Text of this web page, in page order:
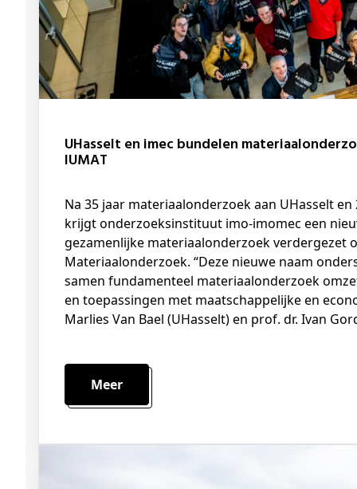
UHasselt en imec bundelen materiaalonderzoek voortaan onder nieuwe naam:
IUMAT
Na 35 jaar materiaalonderzoek aan UHasselt en 25 jaar samenwerking met imec
krijgt onderzoeksinstituut imo-imomec een
gezamenlijke materiaalonderzoek verdergezet
Materiaalonderzoek. “Deze nieuwe naam
samen fundamenteel materiaalonderzoek
en toepassingen met maatschappelijke en
Marlies Van Bael (UHasselt) en prof. dr. Ivan
Meer